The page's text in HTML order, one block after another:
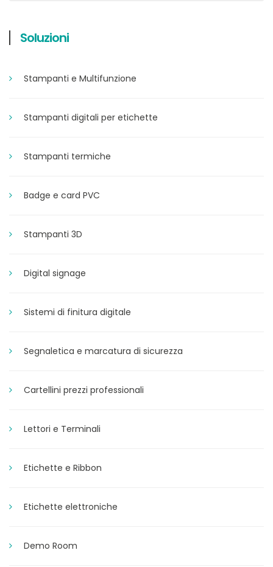
Soluzioni
Stampanti e Multifunzione
Stampanti digitali per etichette
Stampanti termiche
Badge e card PVC
Stampanti 3D
Digital signage
Sistemi di finitura digitale
Segnaletica e marcatura di sicurezza
Cartellini prezzi professionali
Lettori e Terminali
Etichette e Ribbon
Etichette elettroniche
Demo Room